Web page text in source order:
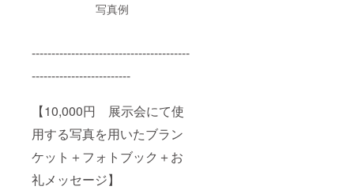
写真例
----------------------------------------
-------------------------
【10,000円 展示会にて使
用する写真を用いたブラン
ケット＋フォトブック＋お
礼メッセージ】